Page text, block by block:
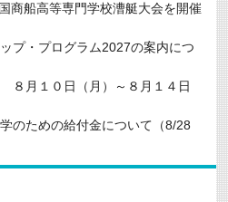
商船高等専門学校漕艇大会を開催
プ・プログラム2027の案内につ
８月１０日（月）～８月１４日
のための給付金について（8/28